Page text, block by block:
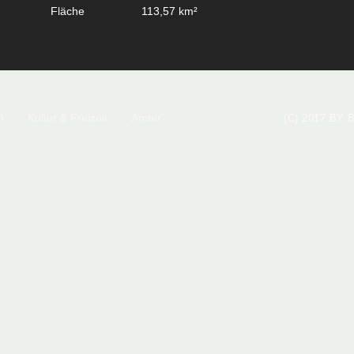
Fläche
113,57 km²